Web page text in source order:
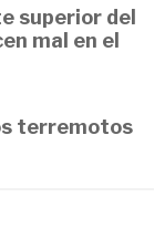
superior del
mal en el
terremotos